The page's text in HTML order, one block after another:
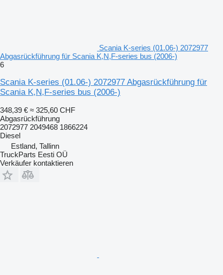
Scania K-series (01.06-) 2072977
Abgasrückführung für Scania K,N,F-series bus (2006-)
6
Scania K-series (01.06-) 2072977 Abgasrückführung für
Scania K,N,F-series bus (2006-)
348,39 € ≈ 325,60 CHF
Abgasrückführung
2072977 2049468 1866224
Diesel
Estland, Tallinn
TruckParts Eesti OÜ
Verkäufer kontaktieren